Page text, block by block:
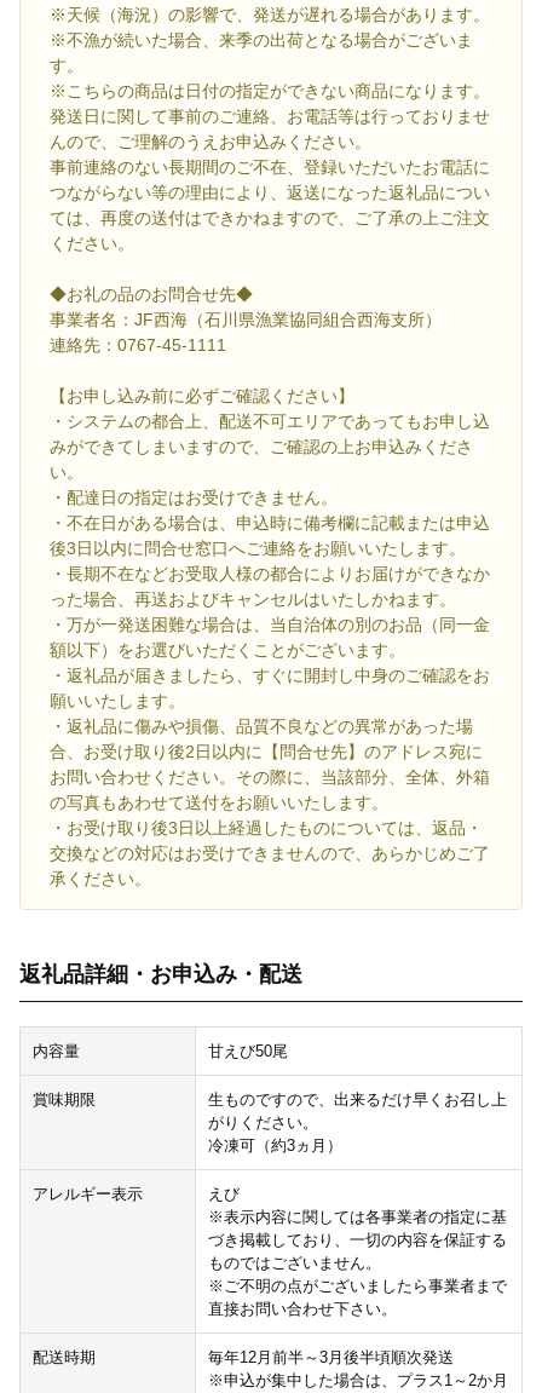
※天候（海況）の影響で、発送が遅れる場合があります。
※不漁が続いた場合、来季の出荷となる場合がございま
す。
※こちらの商品は日付の指定ができない商品になります。
発送日に関して事前のご連絡、お電話等は行っておりませ
んので、ご理解のうえお申込みください。
事前連絡のない長期間のご不在、登録いただいたお電話に
つながらない等の理由により、返送になった返礼品につい
ては、再度の送付はできかねますので、ご了承の上ご注文
ください。
◆お礼の品のお問合せ先◆
事業者名：JF西海（石川県漁業協同組合西海支所）
連絡先：0767-45-1111
【お申し込み前に必ずご確認ください】
・システムの都合上、配送不可エリアであってもお申し込
みができてしまいますので、ご確認の上お申込みくださ
い。
・配達日の指定はお受けできません。
・不在日がある場合は、申込時に備考欄に記載または申込
後3日以内に問合せ窓口へご連絡をお願いいたします。
・長期不在などお受取人様の都合によりお届けができなか
った場合、再送およびキャンセルはいたしかねます。
・万が一発送困難な場合は、当自治体の別のお品（同一金
額以下）をお選びいただくことがございます。
・返礼品が届きましたら、すぐに開封し中身のご確認をお
願いいたします。
・返礼品に傷みや損傷、品質不良などの異常があった場
合、お受け取り後2日以内に【問合せ先】のアドレス宛に
お問い合わせください。その際に、当該部分、全体、外箱
の写真もあわせて送付をお願いいたします。
・お受け取り後3日以上経過したものについては、返品・
交換などの対応はお受けできませんので、あらかじめご了
承ください。
返礼品詳細・お申込み・配送
内容量 甘えび50尾
賞味期限
生ものですので、出来るだけ早くお召し上
がりください。
冷凍可（約3ヵ月）
アレルギー表示
えび
※表示内容に関しては各事業者の指定に基
づき掲載しており、一切の内容を保証する
ものではございません。
※ご不明の点がございましたら事業者まで
直接お問い合わせ下さい。
配送時期
毎年12月前半～3月後半頃順次発送
※申込が集中した場合は、プラス1～2か月